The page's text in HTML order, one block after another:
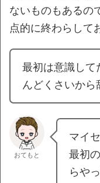
ないものもあるの
点的に終わらして
最初は意識して
んどくさいから
おてもと
マイ
最初
らや